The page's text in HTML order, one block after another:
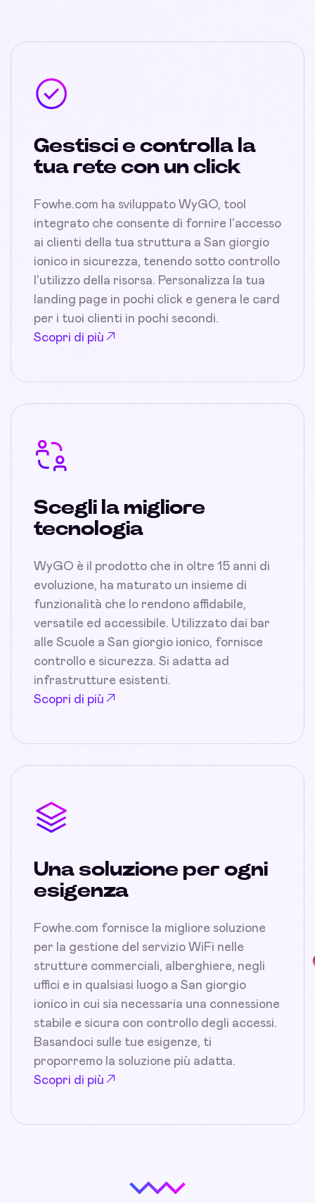
Gestisci e controlla la
tua rete con un click
Fowhe.com ha sviluppato WyGO, tool
integrato che consente di fornire l'accesso
ai clienti della tua struttura a San giorgio
ionico in sicurezza, tenendo sotto controllo
l'utilizzo della risorsa. Personalizza la tua
landing page in pochi click e genera le card
per i tuoi clienti in pochi secondi.
Scopri di più
Scegli la migliore
tecnologia
WyGO è il prodotto che in oltre 15 anni di
evoluzione, ha maturato un insieme di
funzionalità che lo rendono affidabile,
versatile ed accessibile. Utilizzato dai bar
alle Scuole a San giorgio ionico, fornisce
controllo e sicurezza. Si adatta ad
infrastrutture esistenti.
Scopri di più
Una soluzione per ogni
esigenza
Fowhe.com fornisce la migliore soluzione
per la gestione del servizio WiFi nelle
strutture commerciali, alberghiere, negli
uffici e in qualsiasi luogo a San giorgio
ionico in cui sia necessaria una connessione
stabile e sicura con controllo degli accessi.
Basandoci sulle tue esigenze, ti
proporremo la soluzione più adatta.
Scopri di più